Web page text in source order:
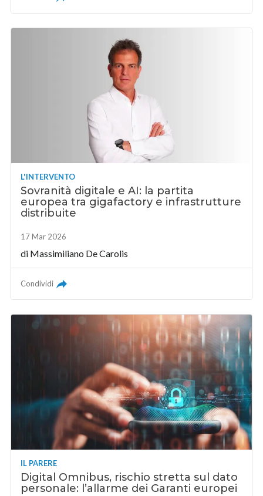
L'INTERVENTO
Sovranità digitale e AI: la partita
europea tra gigafactory e infrastrutture
distribuite
17 Mar 2026
di Massimiliano De Carolis
Condividi
IL PARERE
Digital Omnibus, rischio stretta sul dato
personale: l’allarme dei Garanti europei